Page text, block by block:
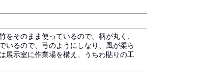
そのまま使っているので、柄が丸く、
いるので、弓のようにしなり、風が柔ら
展示室に作業場を構え、うちわ貼りの工